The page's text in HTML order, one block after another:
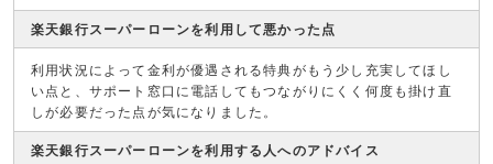
楽天銀行スーパーローンを利用して悪かった点
利用状況によって金利が優遇される特典がもう少し充実してほし
い点と、サポート窓口に電話してもつながりにくく何度も掛け直
しが必要だった点が気になりました。
楽天銀行スーパーローンを利用する人へのアドバイス